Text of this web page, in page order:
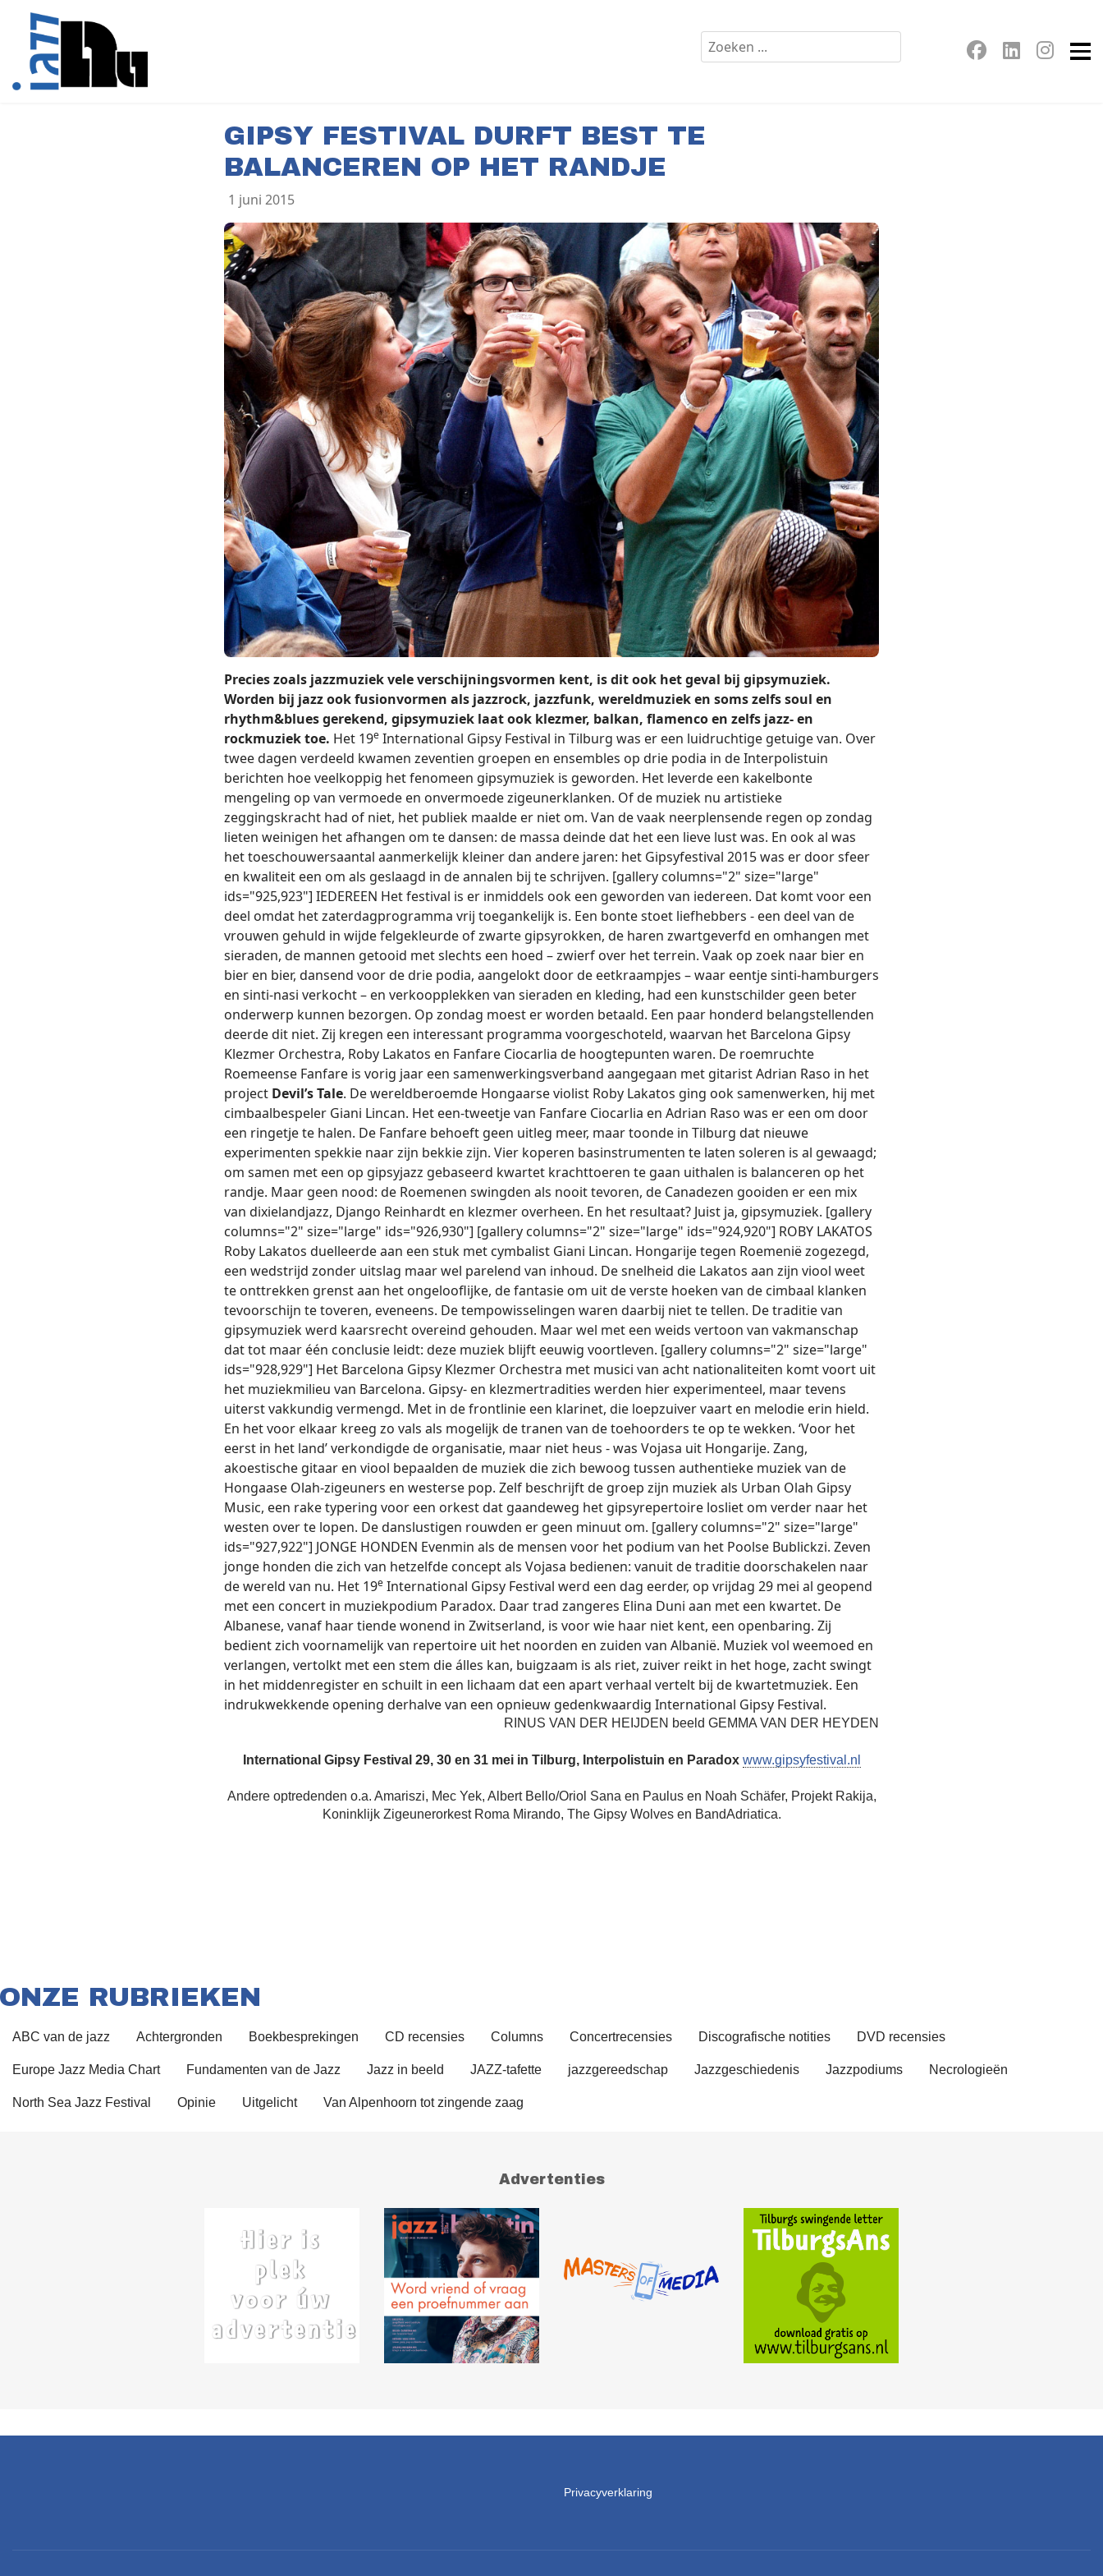
GIPSY FESTIVAL DURFT BEST TE
BALANCEREN OP HET RANDJE
1 juni 2015
Precies zoals jazzmuziek vele verschijningsvormen kent, is dit ook het geval bij gipsymuziek.
Worden bij jazz ook fusionvormen als jazzrock, jazzfunk, wereldmuziek en soms zelfs soul en
rhythm&blues gerekend, gipsymuziek laat ook klezmer, balkan, flamenco en zelfs jazz- en
rockmuziek toe. Het 19e International Gipsy Festival in Tilburg was er een luidruchtige getuige van. Over
twee dagen verdeeld kwamen zeventien groepen en ensembles op drie podia in de Interpolistuin
berichten hoe veelkoppig het fenomeen gipsymuziek is geworden. Het leverde een kakelbonte
mengeling op van vermoede en onvermoede zigeunerklanken. Of de muziek nu artistieke
zeggingskracht had of niet, het publiek maalde er niet om. Van de vaak neerplensende regen op zondag
lieten weinigen het afhangen om te dansen: de massa deinde dat het een lieve lust was. En ook al was
het toeschouwersaantal aanmerkelijk kleiner dan andere jaren: het Gipsyfestival 2015 was er door sfeer
en kwaliteit een om als geslaagd in de annalen bij te schrijven. [gallery columns="2" size="large"
ids="925,923"] IEDEREEN Het festival is er inmiddels ook een geworden van iedereen. Dat komt voor een
deel omdat het zaterdagprogramma vrij toegankelijk is. Een bonte stoet liefhebbers - een deel van de
vrouwen gehuld in wijde felgekleurde of zwarte gipsyrokken, de haren zwartgeverfd en omhangen met
sieraden, de mannen getooid met slechts een hoed – zwierf over het terrein. Vaak op zoek naar bier en
bier en bier, dansend voor de drie podia, aangelokt door de eetkraampjes – waar eentje sinti-hamburgers
en sinti-nasi verkocht – en verkoopplekken van sieraden en kleding, had een kunstschilder geen beter
onderwerp kunnen bezorgen. Op zondag moest er worden betaald. Een paar honderd belangstellenden
deerde dit niet. Zij kregen een interessant programma voorgeschoteld, waarvan het Barcelona Gipsy
Klezmer Orchestra, Roby Lakatos en Fanfare Ciocarlia de hoogtepunten waren. De roemruchte
Roemeense Fanfare is vorig jaar een samenwerkingsverband aangegaan met gitarist Adrian Raso in het
project Devil’s Tale. De wereldberoemde Hongaarse violist Roby Lakatos ging ook samenwerken, hij met
cimbaalbespeler Giani Lincan. Het een-tweetje van Fanfare Ciocarlia en Adrian Raso was er een om door
een ringetje te halen. De Fanfare behoeft geen uitleg meer, maar toonde in Tilburg dat nieuwe
experimenten spekkie naar zijn bekkie zijn. Vier koperen basinstrumenten te laten soleren is al gewaagd;
om samen met een op gipsyjazz gebaseerd kwartet krachttoeren te gaan uithalen is balanceren op het
randje. Maar geen nood: de Roemenen swingden als nooit tevoren, de Canadezen gooiden er een mix
van dixielandjazz, Django Reinhardt en klezmer overheen. En het resultaat? Juist ja, gipsymuziek. [gallery
columns="2" size="large" ids="926,930"] [gallery columns="2" size="large" ids="924,920"] ROBY LAKATOS
Roby Lakatos duelleerde aan een stuk met cymbalist Giani Lincan. Hongarije tegen Roemenië zogezegd,
een wedstrijd zonder uitslag maar wel parelend van inhoud. De snelheid die Lakatos aan zijn viool weet
te onttrekken grenst aan het ongelooflijke, de fantasie om uit de verste hoeken van de cimbaal klanken
tevoorschijn te toveren, eveneens. De tempowisselingen waren daarbij niet te tellen. De traditie van
gipsymuziek werd kaarsrecht overeind gehouden. Maar wel met een weids vertoon van vakmanschap
dat tot maar één conclusie leidt: deze muziek blijft eeuwig voortleven. [gallery columns="2" size="large"
ids="928,929"] Het Barcelona Gipsy Klezmer Orchestra met musici van acht nationaliteiten komt voort uit
het muziekmilieu van Barcelona. Gipsy- en klezmertradities werden hier experimenteel, maar tevens
uiterst vakkundig vermengd. Met in de frontlinie een klarinet, die loepzuiver vaart en melodie erin hield.
En het voor elkaar kreeg zo vals als mogelijk de tranen van de toehoorders te op te wekken. ‘Voor het
eerst in het land’ verkondigde de organisatie, maar niet heus - was Vojasa uit Hongarije. Zang,
akoestische gitaar en viool bepaalden de muziek die zich bewoog tussen authentieke muziek van de
Hongaase Olah-zigeuners en westerse pop. Zelf beschrijft de groep zijn muziek als Urban Olah Gipsy
Music, een rake typering voor een orkest dat gaandeweg het gipsyrepertoire losliet om verder naar het
westen over te lopen. De danslustigen rouwden er geen minuut om. [gallery columns="2" size="large"
ids="927,922"] JONGE HONDEN Evenmin als de mensen voor het podium van het Poolse Bublickzi. Zeven
jonge honden die zich van hetzelfde concept als Vojasa bedienen: vanuit de traditie doorschakelen naar
de wereld van nu. Het 19e International Gipsy Festival werd een dag eerder, op vrijdag 29 mei al geopend
met een concert in muziekpodium Paradox. Daar trad zangeres Elina Duni aan met een kwartet. De
Albanese, vanaf haar tiende wonend in Zwitserland, is voor wie haar niet kent, een openbaring. Zij
bedient zich voornamelijk van repertoire uit het noorden en zuiden van Albanië. Muziek vol weemoed en
verlangen, vertolkt met een stem die álles kan, buigzaam is als riet, zuiver reikt in het hoge, zacht swingt
in het middenregister en schuilt in een lichaam dat een apart verhaal vertelt bij de kwartetmuziek. Een
indrukwekkende opening derhalve van een opnieuw gedenkwaardig International Gipsy Festival.
RINUS VAN DER HEIJDEN beeld GEMMA VAN DER HEYDEN
International Gipsy Festival 29, 30 en 31 mei in Tilburg, Interpolistuin en Paradox www.gipsyfestival.nl
Andere optredenden o.a. Amariszi, Mec Yek, Albert Bello/Oriol Sana en Paulus en Noah Schäfer, Projekt Rakija,
Koninklijk Zigeunerorkest Roma Mirando, The Gipsy Wolves en BandAdriatica.
ONZE RUBRIEKEN
ABC van de jazz Achtergronden Boekbesprekingen CD recensies Columns Concertrecensies Discografische notities DVD recensies
Europe Jazz Media Chart Fundamenten van de Jazz Jazz in beeld JAZZ-tafette jazzgereedschap Jazzgeschiedenis Jazzpodiums Necrologieën
North Sea Jazz Festival Opinie Uitgelicht Van Alpenhoorn tot zingende zaag
Advertenties
Privacyverklaring